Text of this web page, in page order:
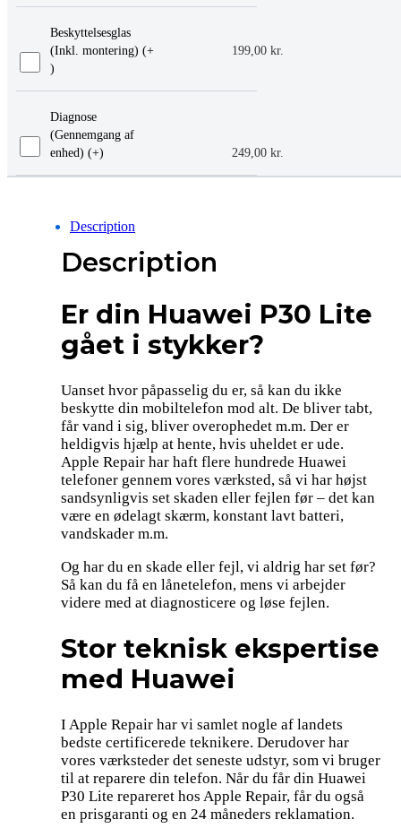
Beskyttelsesglas
(Inkl. montering) (+
199,00 kr.
)
Diagnose
(Gennemgang af
enhed) (+
249,00 kr.
)
Description
Description
Er din Huawei P30 Lite
gået i stykker?
Uanset hvor påpasselig du er, så kan du ikke
beskytte din mobiltelefon mod alt. De bliver tabt,
får vand i sig, bliver overophedet m.m. Der er
heldigvis hjælp at hente, hvis uheldet er ude.
Apple Repair har haft flere hundrede Huawei
telefoner gennem vores værksted, så vi har højst
sandsynligvis set skaden eller fejlen før – det kan
være en ødelagt skærm, konstant lavt batteri,
vandskader m.m.
Og har du en skade eller fejl, vi aldrig har set før?
Så kan du få en lånetelefon, mens vi arbejder
videre med at diagnosticere og løse fejlen.
Stor teknisk ekspertise
med Huawei
I Apple Repair har vi samlet nogle af landets
bedste certificerede teknikere. Derudover har
vores værksteder det seneste udstyr, som vi bruger
til at reparere din telefon. Når du får din Huawei
P30 Lite repareret hos Apple Repair, får du også
en prisgaranti og en 24 måneders reklamation.